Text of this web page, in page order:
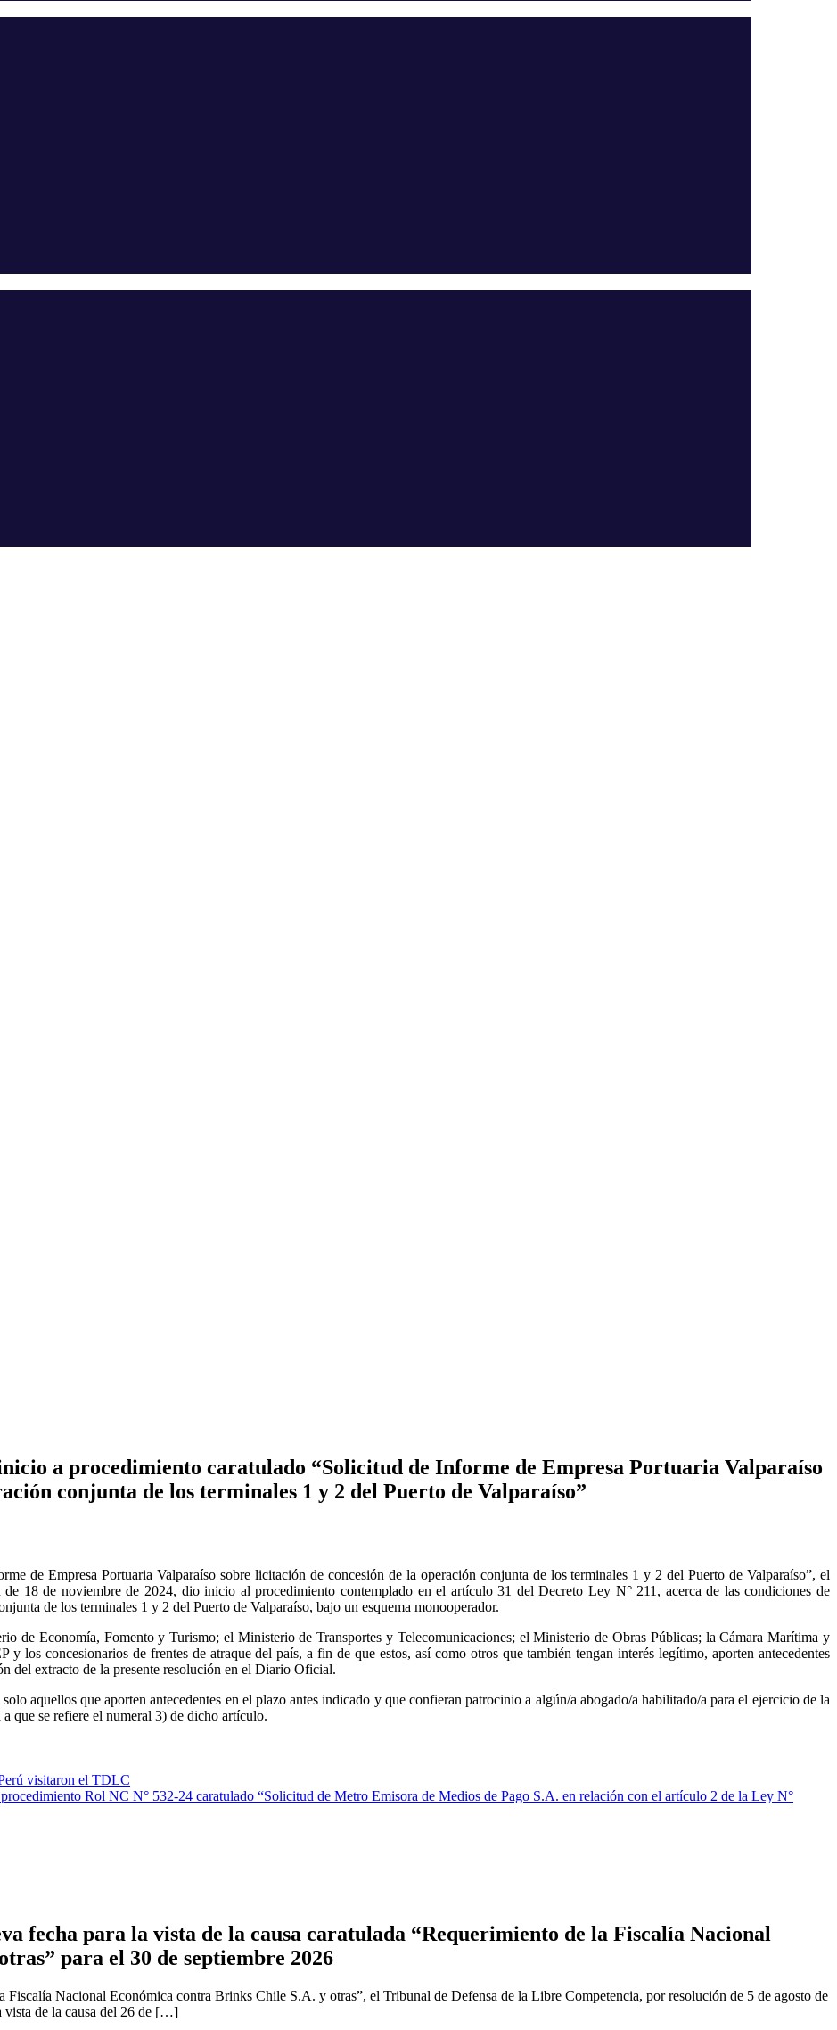
a procedimiento caratulado “Solicitud de Informe de Empresa Portuaria Valparaíso
conjunta de los terminales 1 y 2 del Puerto de Valparaíso”
de Empresa Portuaria Valparaíso sobre licitación de concesión de la operación conjunta de los terminales 1 y 2 del Puerto de Valparaíso”, el
18 de noviembre de 2024, dio inicio al procedimiento contemplado en el artículo 31 del Decreto Ley N° 211, acerca de las condiciones de
de los terminales 1 y 2 del Puerto de Valparaíso, bajo un esquema monooperador.
de Economía, Fomento y Turismo; el Ministerio de Transportes y Telecomunicaciones; el Ministerio de Obras Públicas; la Cámara Marítima y
los concesionarios de frentes de atraque del país, a fin de que estos, así como otros que también tengan interés legítimo, aporten antecedentes
del extracto de la presente resolución en el Diario Oficial.
aquellos que aporten antecedentes en el plazo antes indicado y que confieran patrocinio a algún/a abogado/a habilitado/a para el ejercicio de la
que se refiere el numeral 3) de dicho artículo.
visitaron el TDLC
Rol NC N° 532-24 caratulado “Solicitud de Metro Emisora de Medios de Pago S.A. en relación con el artículo 2 de la Ley N°
fecha para la vista de la causa caratulada “Requerimiento de la Fiscalía Nacional
para el 30 de septiembre 2026
Nacional Económica contra Brinks Chile S.A. y otras”, el Tribunal de Defensa de la Libre Competencia, por resolución de 5 de agosto de
vista de la causa del 26 de […]